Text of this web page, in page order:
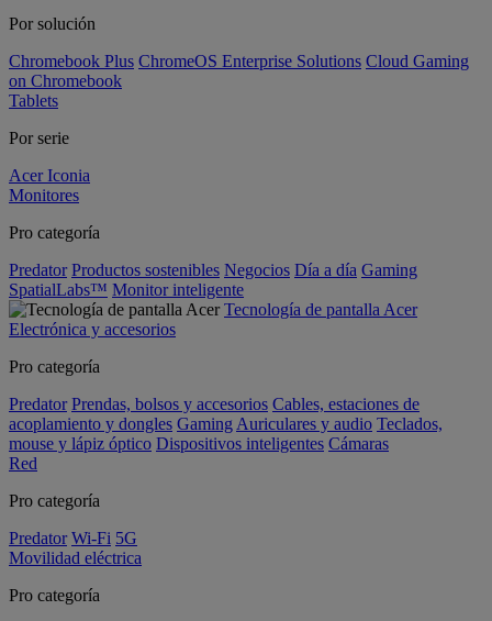
Por solución
Chromebook Plus ChromeOS Enterprise Solutions Cloud Gaming
on Chromebook
Tablets
Por serie
Acer Iconia
Monitores
Pro categoría
Predator Productos sostenibles Negocios Día a día Gaming
SpatialLabs™ Monitor inteligente
Tecnología de pantalla Acer
Electrónica y accesorios
Pro categoría
Predator Prendas, bolsos y accesorios Cables, estaciones de
acoplamiento y dongles Gaming Auriculares y audio Teclados,
mouse y lápiz óptico Dispositivos inteligentes Cámaras
Red
Pro categoría
Predator Wi-Fi 5G
Movilidad eléctrica
Pro categoría